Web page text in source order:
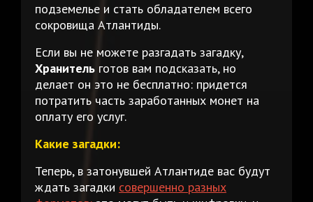
подземелье и стать обладателем всего
сокровища Атлантиды.
Если вы не можете разгадать загадку,
Хранитель готов вам подсказать, но
делает он это не бесплатно: придется
потратить часть заработанных монет на
оплату его услуг.
Какие загадки:
Теперь, в затонувшей Атлантиде вас будут
ждать загадки совершенно разных